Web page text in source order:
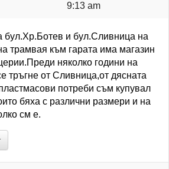
9:13 am
бул.Хр.Ботев и бул.Сливница на
трамвая към гарата има магазин
няколко години на
тръгне от Сливница,от дясната
потреби съм купувал
бяха с различни размери и на
см е.